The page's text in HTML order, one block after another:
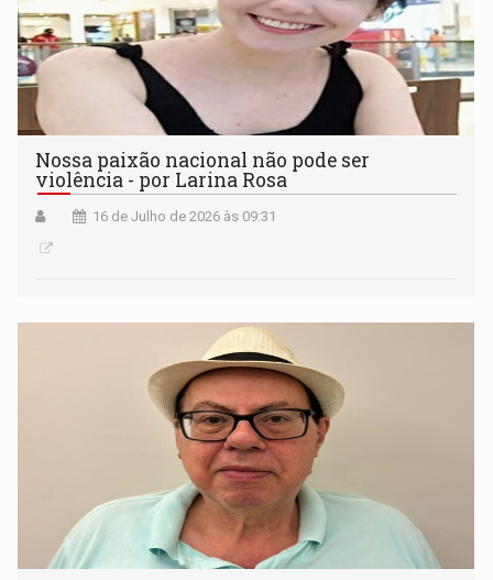
Nossa paixão nacional não pode ser
violência - por Larina Rosa
16 de Julho de 2026 às 09:31